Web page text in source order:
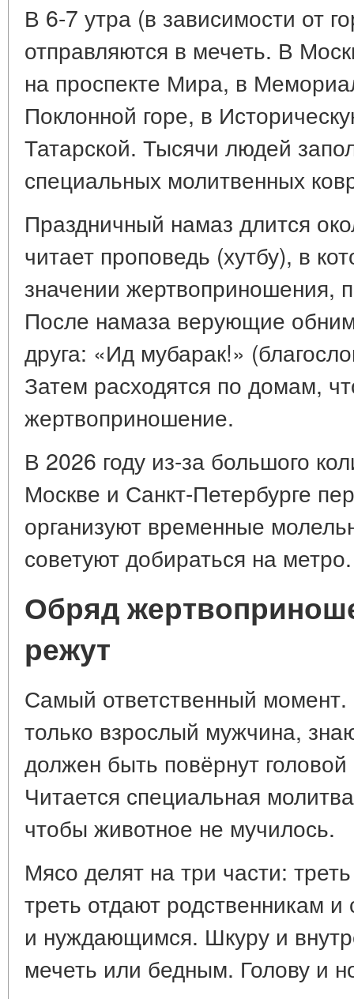
В 6-7 утра (в зависимости от
отправляются в мечеть. В
на проспекте Мира, в
Поклонной горе, в
Татарской. Тысячи людей
специальных молитвенных
Праздничный намаз длится
читает проповедь (хутбу), в
значении жертвоприношения,
После намаза верующие
друга: «Ид мубарак!»
Затем расходятся по домам,
жертвоприношение.
В 2026 году из-за большого
Москве и Санкт-Петербурге
организуют временные
советуют добираться на метро.
Обряд
режут
Самый ответственный
только взрослый мужчина,
должен быть повёрнут
Читается специальная
чтобы животное не мучилось.
Мясо делят на три части:
треть отдают родственникам
и нуждающимся. Шкуру и
мечеть или бедным. Голову и